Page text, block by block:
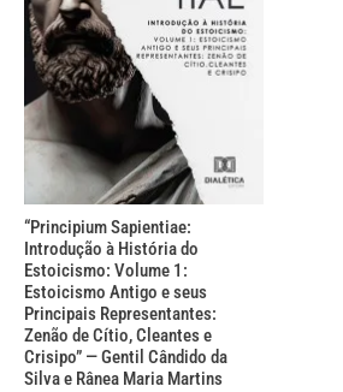
“Principium Sapientiae:
Introdução à História do
Estoicismo: Volume 1:
Estoicismo Antigo e seus
Principais Representantes:
Zenão de Cítio, Cleantes e
Crisipo” — Gentil Cândido da
Silva e Rânea Maria Martins